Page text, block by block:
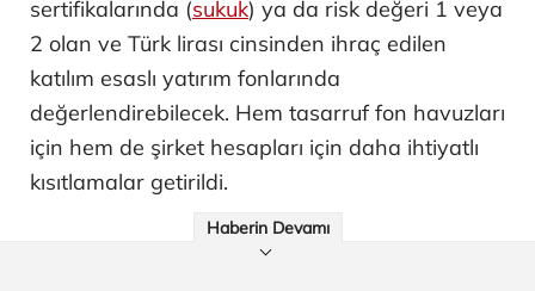
sertifikalarında (sukuk) ya da risk değeri 1 veya
2 olan ve Türk lirası cinsinden ihraç edilen
katılım esaslı yatırım fonlarında
değerlendirebilecek. Hem tasarruf fon havuzları
için hem de şirket hesapları için daha ihtiyatlı
kısıtlamalar getirildi.
Haberin Devamı